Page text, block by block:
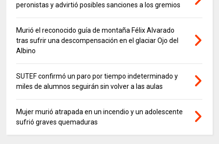
peronistas y advirtió posibles sanciones a los gremios
Murió el reconocido guía de montaña Félix Alvarado
tras sufrir una descompensación en el glaciar Ojo del
Albino
SUTEF confirmó un paro por tiempo indeterminado y
miles de alumnos seguirán sin volver a las aulas
Mujer murió atrapada en un incendio y un adolescente
sufrió graves quemaduras